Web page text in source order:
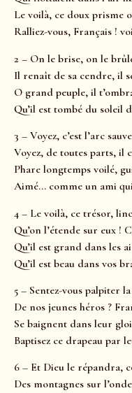
Le voilà, ce doux prisme
Ralliez-vous, Français !
2 – On le brise, on le
Il renaît de sa cendre, il
O grand peuple, il
Qu’il est tombé du soleil
3 – Voyez, c’est l’arc
Voyez, de toutes parts, il
Phare longtemps voilé,
Aimé… comme un ami
4 – Le voilà, ce trésor,
Qu’on l’étende sur eux !
Qu’il est grand dans les
Qu’il est beau dans vos
5 – Sentez-vous palpiter
De nos jeunes héros ?
Se baignent dans leur
Baptisez ce drapeau par
6 – Et Dieu le répandra,
Des montagnes sur